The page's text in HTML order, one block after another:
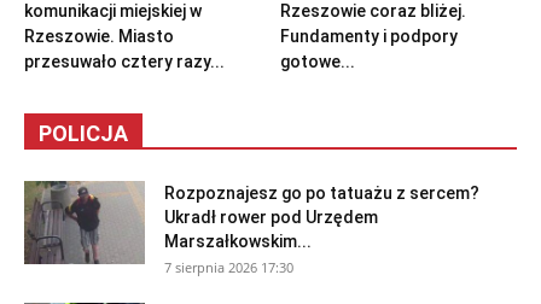
komunikacji miejskiej w
Rzeszowie. Miasto
przesuwało cztery razy...
Rzeszowie coraz bliżej.
Fundamenty i podpory
gotowe...
POLICJA
Rozpoznajesz go po tatuażu z sercem?
Ukradł rower pod Urzędem
Marszałkowskim...
7 sierpnia 2026 17:30